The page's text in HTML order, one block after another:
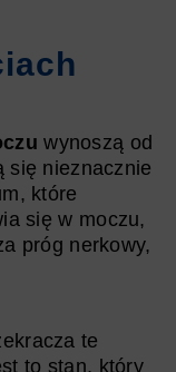
wynoszą od
się nieznacznie
które
się w moczu,
próg nerkowy,
te
to stan, który